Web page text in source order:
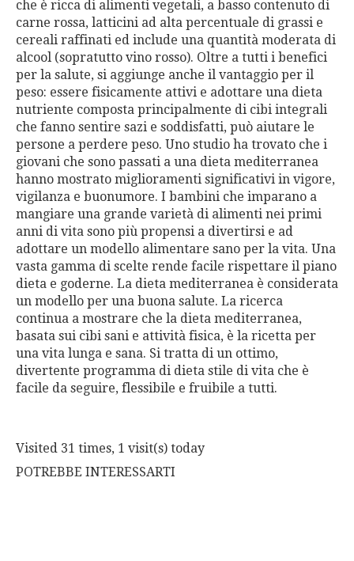
che è ricca di alimenti vegetali, a basso contenuto di
carne rossa, latticini ad alta percentuale di grassi e
cereali raffinati ed include una quantità moderata di
alcool (sopratutto vino rosso). Oltre a tutti i benefici
per la salute, si aggiunge anche il vantaggio per il
peso: essere fisicamente attivi e adottare una dieta
nutriente composta principalmente di cibi integrali
che fanno sentire sazi e soddisfatti, può aiutare le
persone a perdere peso. Uno studio ha trovato che i
giovani che sono passati a una dieta mediterranea
hanno mostrato miglioramenti significativi in vigore,
vigilanza e buonumore. I bambini che imparano a
mangiare una grande varietà di alimenti nei primi
anni di vita sono più propensi a divertirsi e ad
adottare un modello alimentare sano per la vita. Una
vasta gamma di scelte rende facile rispettare il piano
dieta e goderne. La dieta mediterranea è considerata
un modello per una buona salute. La ricerca
continua a mostrare che la dieta mediterranea,
basata sui cibi sani e attività fisica, è la ricetta per
una vita lunga e sana. Si tratta di un ottimo,
divertente programma di dieta stile di vita che è
facile da seguire, flessibile e fruibile a tutti.
Visited 31 times, 1 visit(s) today
POTREBBE INTERESSARTI